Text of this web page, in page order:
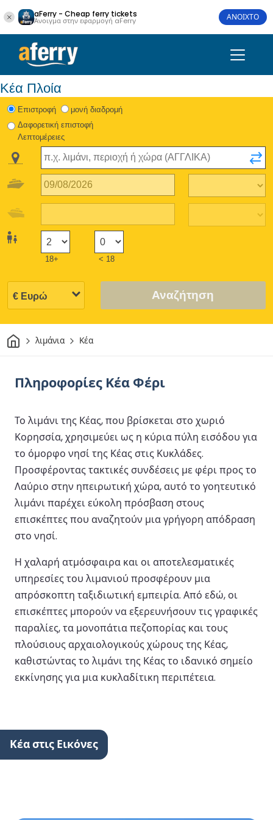
aFerry - Cheap ferry tickets
Άνοιγμα στην εφαρμογή aFerry ΑΝΟΙΧΤΟ
Κέα Πλοία
Eπιστροφή
μονή διαδρομή
Δαφορετική επιστοφή
Λεπτομέρειες
18+ < 18
Αναζήτηση
Σπίτιλιμάνια Κέα
Πληροφορίες Κέα Φέρι
Το λιμάνι της Κέας, που βρίσκεται στο χωριό
Κορησσία, χρησιμεύει ως η κύρια πύλη εισόδου για
το όμορφο νησί της Κέας στις Κυκλάδες.
Προσφέροντας τακτικές συνδέσεις με φέρι προς το
Λαύριο στην ηπειρωτική χώρα, αυτό το γοητευτικό
λιμάνι παρέχει εύκολη πρόσβαση στους
επισκέπτες που αναζητούν μια γρήγορη απόδραση
στο νησί.
Η χαλαρή ατμόσφαιρα και οι αποτελεσματικές
υπηρεσίες του λιμανιού προσφέρουν μια
απρόσκοπτη ταξιδιωτική εμπειρία. Από εδώ, οι
επισκέπτες μπορούν να εξερευνήσουν τις γραφικές
παραλίες, τα μονοπάτια πεζοπορίας και τους
πλούσιους αρχαιολογικούς χώρους της Κέας,
καθιστώντας το λιμάνι της Κέας το ιδανικό σημείο
εκκίνησης για μια κυκλαδίτικη περιπέτεια.
Κέα στις Εικόνες